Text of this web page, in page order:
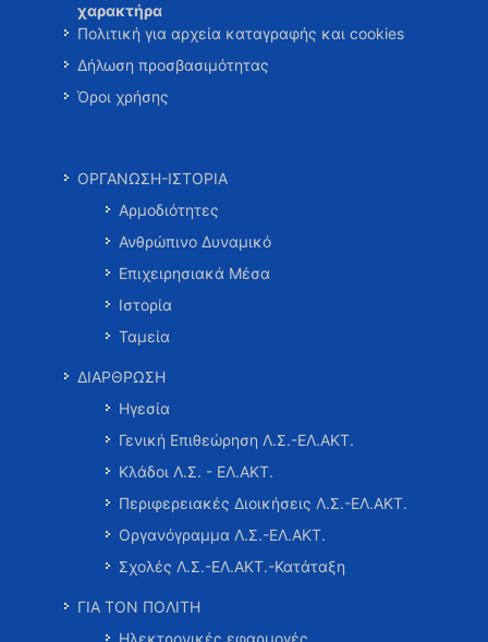
χαρακτήρα
Πολιτική για αρχεία καταγραφής και cookies
Δήλωση προσβασιμότητας
Όροι χρήσης
ΟΡΓΑΝΩΣΗ-ΙΣΤΟΡΙΑ
Αρμοδιότητες
Ανθρώπινο Δυναμικό
Επιχειρησιακά Μέσα
Ιστορία
Ταμεία
ΔΙΑΡΘΡΩΣΗ
Ηγεσία
Γενική Επιθεώρηση Λ.Σ.-ΕΛ.ΑΚΤ.
Κλάδοι Λ.Σ. - ΕΛ.ΑΚΤ.
Περιφερειακές Διοικήσεις Λ.Σ.-ΕΛ.ΑΚΤ.
Οργανόγραμμα Λ.Σ.-ΕΛ.ΑΚΤ.
Σχολές Λ.Σ.-ΕΛ.ΑΚΤ.-Κατάταξη
ΓΙΑ ΤΟΝ ΠΟΛΙΤΗ